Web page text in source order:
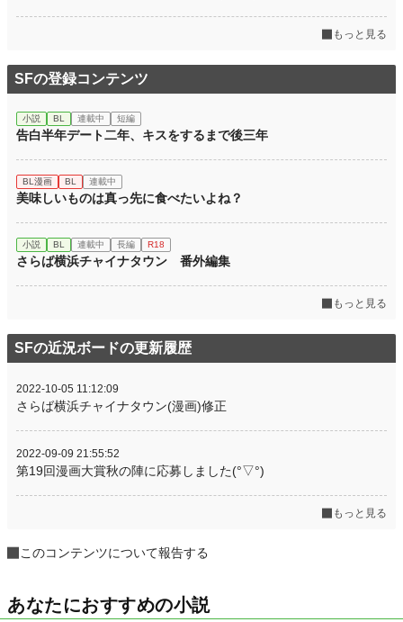
もっと見る
SFの登録コンテンツ
小説 BL 連載中 短編
告白半年デート二年、キスをするまで後三年
BL漫画 BL 連載中
美味しいものは真っ先に食べたいよね？
小説 BL 連載中 長編 R18
さらば横浜チャイナタウン 番外編集
もっと見る
SFの近況ボードの更新履歴
2022-10-05 11:12:09
さらば横浜チャイナタウン(漫画)修正
2022-09-09 21:55:52
第19回漫画大賞秋の陣に応募しました(°▽°)
もっと見る
このコンテンツについて報告する
あなたにおすすめの小説